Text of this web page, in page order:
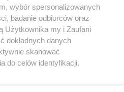
wybór spersonalizowanych
badanie odbiorców oraz
Użytkownika my i Zaufani
dokładnych danych
skanować
do celów identyfikacji.